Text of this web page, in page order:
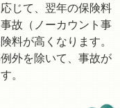
じて、翌年の保険料
故（ノーカウント事
料が高くなります。
外を除いて、事故が
。